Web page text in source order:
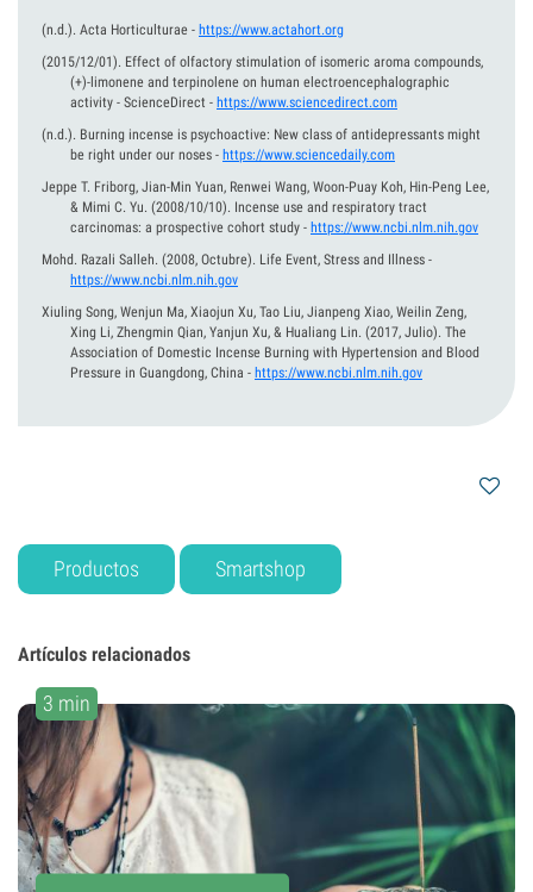
(n.d.). Acta Horticulturae - https://www.actahort.org
(2015/12/01). Effect of olfactory stimulation of isomeric aroma compounds,
(+)-limonene and terpinolene on human electroencephalographic
activity - ScienceDirect - https://www.sciencedirect.com
(n.d.). Burning incense is psychoactive: New class of antidepressants might
be right under our noses - https://www.sciencedaily.com
Jeppe T. Friborg, Jian-Min Yuan, Renwei Wang, Woon-Puay Koh, Hin-Peng Lee,
& Mimi C. Yu. (2008/10/10). Incense use and respiratory tract
carcinomas: a prospective cohort study - https://www.ncbi.nlm.nih.gov
Mohd. Razali Salleh. (2008, Octubre). Life Event, Stress and Illness -
https://www.ncbi.nlm.nih.gov
Xiuling Song, Wenjun Ma, Xiaojun Xu, Tao Liu, Jianpeng Xiao, Weilin Zeng,
Xing Li, Zhengmin Qian, Yanjun Xu, & Hualiang Lin. (2017, Julio). The
Association of Domestic Incense Burning with Hypertension and Blood
Pressure in Guangdong, China - https://www.ncbi.nlm.nih.gov
Productos Smartshop
Artículos relacionados
3 min